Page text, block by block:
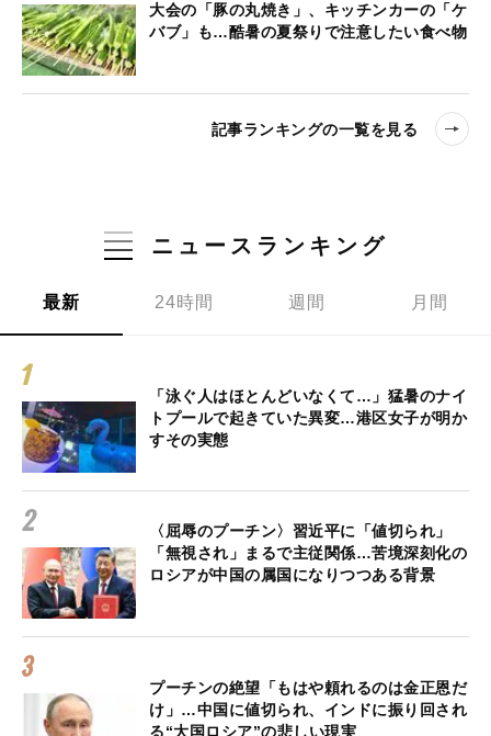
大会の「豚の丸焼き」、キッチンカーの「ケ
バブ」も…酷暑の夏祭りで注意したい食べ物
記事ランキングの一覧を見る
ニュースランキング
最新 24時間 週間 月間
「泳ぐ人はほとんどいなくて…」猛暑のナイ
トプールで起きていた異変…港区女子が明か
すその実態
〈屈辱のプーチン〉習近平に「値切られ」
「無視され」まるで主従関係…苦境深刻化の
ロシアが中国の属国になりつつある背景
プーチンの絶望「もはや頼れるのは金正恩だ
け」…中国に値切られ、インドに振り回され
る“大国ロシア”の悲しい現実